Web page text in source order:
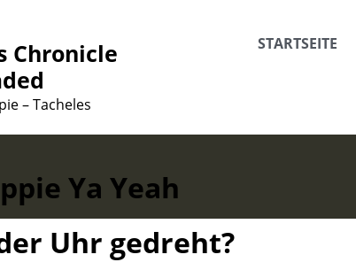
Chronicle
– Tacheles
STARTSEITE
Ya Yeah
Uhr gedreht?